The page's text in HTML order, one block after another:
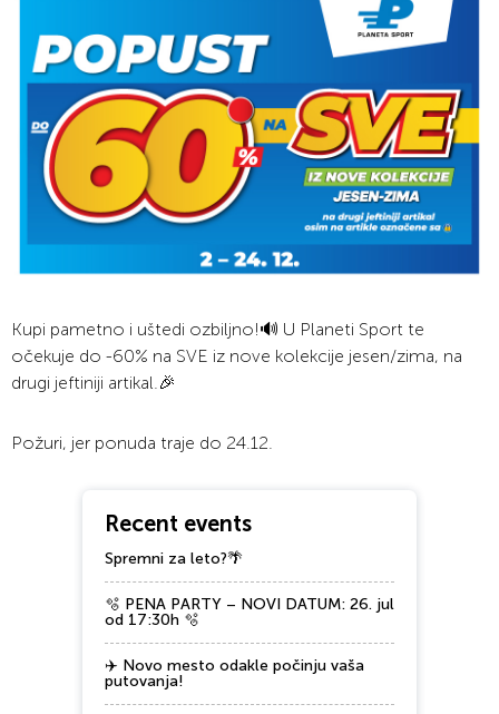
Kupi pametno i uštedi ozbiljno!🔊 U Planeti Sport te
očekuje do -60% na SVE iz nove kolekcije jesen/zima, na
drugi jeftiniji artikal.🎉
Požuri, jer ponuda traje do 24.12.
Recent events
Spremni za leto?🌴
🫧 PENA PARTY – NOVI DATUM: 26. jul
od 17:30h 🫧
✈️ Novo mesto odakle počinju vaša
putovanja!